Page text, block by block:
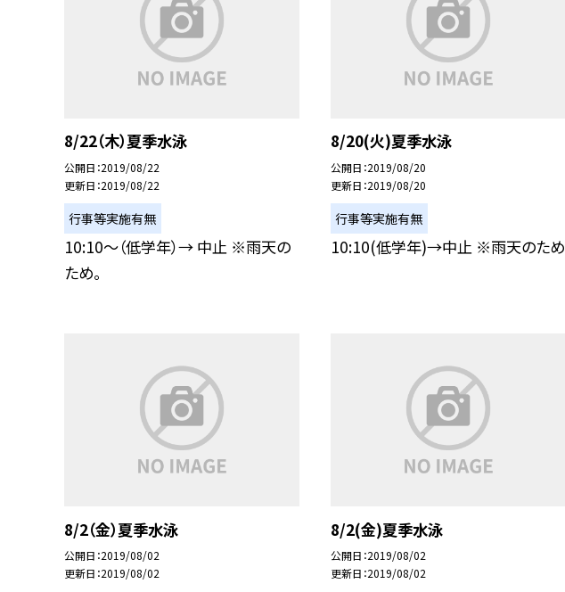
8/22（木）夏季水泳
公開日 2019/08/22
更新日 2019/08/22
行事等実施有無
10:10〜（低学年）→ 中止 ※雨天の
ため。
8/20(火)夏季水泳
公開日 2019/08/20
更新日 2019/08/20
行事等実施有無
10:10(低学年)→中止 ※雨天のため
8/2（金）夏季水泳
公開日 2019/08/02
更新日 2019/08/02
8/2(金)夏季水泳
公開日 2019/08/02
更新日 2019/08/02